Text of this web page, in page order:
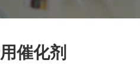
催化剂